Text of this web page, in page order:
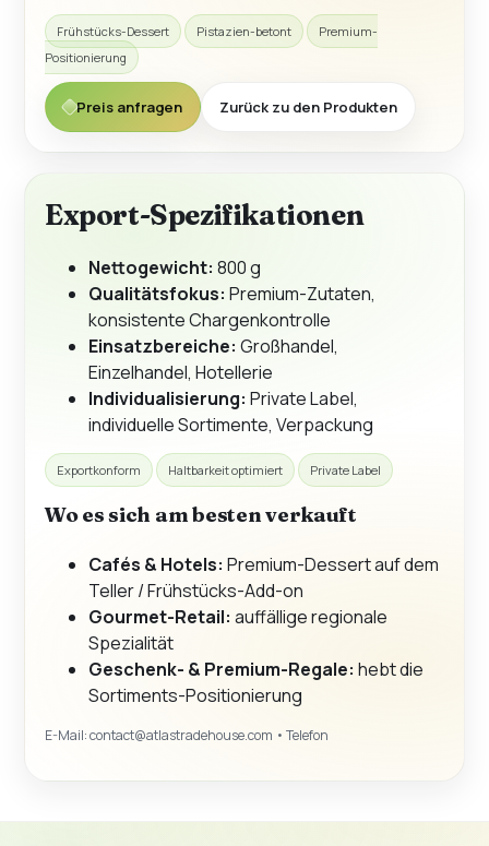
Frühstücks-Dessert Pistazien-betont
Premium-
Positionierung
Preis anfragen Zurück zu den Produkten
Export-Spezifikationen
Nettogewicht: 800 g
Qualitätsfokus: Premium-Zutaten,
konsistente Chargenkontrolle
Einsatzbereiche: Großhandel,
Einzelhandel, Hotellerie
Individualisierung: Private Label,
individuelle Sortimente, Verpackung
Exportkonform Haltbarkeit optimiert Private Label
Wo es sich am besten verkauft
Cafés & Hotels: Premium-Dessert auf dem
Teller / Frühstücks-Add-on
Gourmet-Retail: auffällige regionale
Spezialität
Geschenk- & Premium-Regale: hebt die
Sortiments-Positionierung
E-Mail:contact@atlastradehouse.com • Telefon